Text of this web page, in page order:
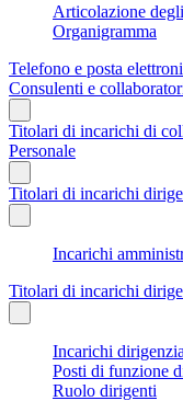
Articolazione
Organigramma
Telefono e posta
Consulenti e
Titolari di incarichi di
Personale
Titolari di incarichi
Incarichi
Titolari di incarichi
Incarichi
Posti di funzione
Ruolo dirigenti